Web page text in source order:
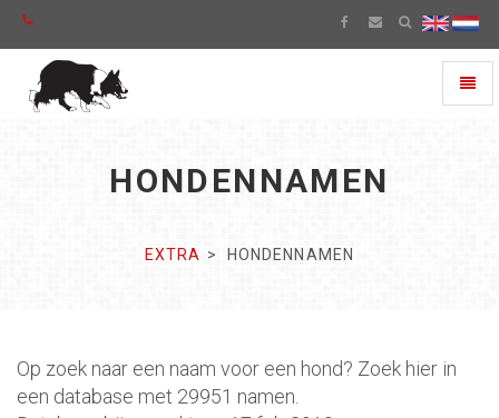
HONDENNAMEN
EXTRA HONDENNAMEN
Op zoek naar een naam voor een hond? Zoek hier in
een database met 29951 namen.